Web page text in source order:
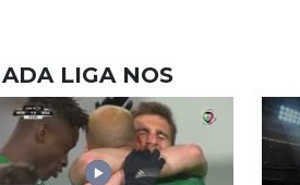
Serie A
Ligue 1
Süper Lig
LIGA NOS